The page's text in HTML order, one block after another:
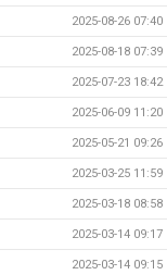
2025-08-26 07:40
2025-08-18 07:39
2025-07-23 18:42
2025-06-09 11:20
2025-05-21 09:26
2025-03-25 11:59
2025-03-18 08:58
2025-03-14 09:17
2025-03-14 09:15